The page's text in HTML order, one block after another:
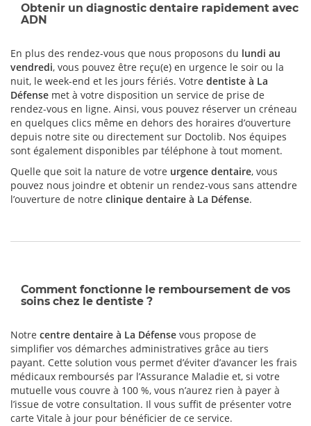
Obtenir un diagnostic dentaire rapidement avec
ADN
En plus des rendez-vous que nous proposons du lundi au
vendredi, vous pouvez être reçu(e) en urgence le soir ou la
nuit, le week-end et les jours fériés. Votre dentiste à La
Défense met à votre disposition un service de prise de
rendez-vous en ligne. Ainsi, vous pouvez réserver un créneau
en quelques clics même en dehors des horaires d’ouverture
depuis notre site ou directement sur Doctolib. Nos équipes
sont également disponibles par téléphone à tout moment.
Quelle que soit la nature de votre urgence dentaire, vous
pouvez nous joindre et obtenir un rendez-vous sans attendre
l’ouverture de notre clinique dentaire à La Défense.
Comment fonctionne le remboursement de vos
soins chez le dentiste ?
Notre centre dentaire à La Défense vous propose de
simplifier vos démarches administratives grâce au tiers
payant. Cette solution vous permet d’éviter d’avancer les frais
médicaux remboursés par l’Assurance Maladie et, si votre
mutuelle vous couvre à 100 %, vous n’aurez rien à payer à
l’issue de votre consultation. Il vous suffit de présenter votre
carte Vitale à jour pour bénéficier de ce service.